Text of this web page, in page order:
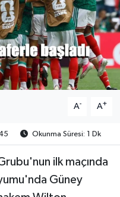
A- A+
Okunma Süresi: 1 Dk
ilk maçında
Güney